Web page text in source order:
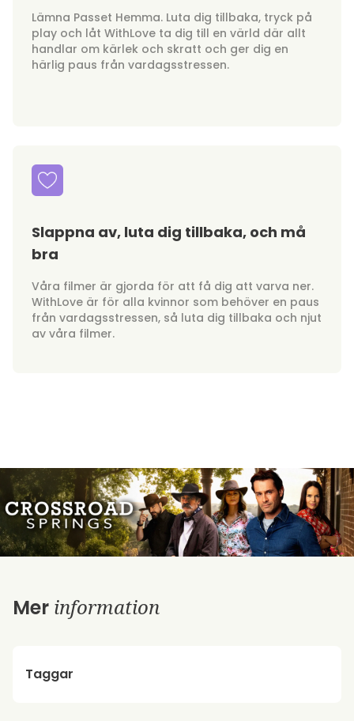
Lämna Passet Hemma. Luta dig tillbaka, tryck på
play och låt WithLove ta dig till en värld där allt
handlar om kärlek och skratt och ger dig en
härlig paus från vardagsstressen.
Slappna av, luta dig tillbaka, och må
bra
Våra filmer är gjorda för att få dig att varva ner.
WithLove är för alla kvinnor som behöver en paus
från vardagsstressen, så luta dig tillbaka och njut
av våra filmer.
Mer information
Taggar